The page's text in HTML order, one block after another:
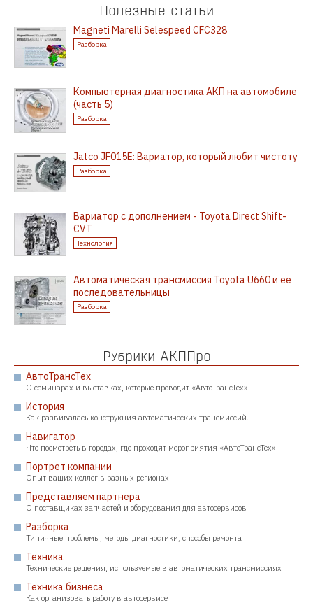
Полезные статьи
Magneti Marelli Selespeed CFC328
Разборка
Компьютерная диагностика АКП на автомобиле
(часть 5)
Разборка
Jatco JF015E: Вариатор, который любит чистоту
Разборка
Вариатор с дополнением - Toyota Direct Shift-
CVT
Технология
Автоматическая трансмиссия Toyota U660 и ее
последовательницы
Разборка
Рубрики АКППро
АвтоТрансТех
О семинарах и выставках, которые проводит «АвтоТрансТех»
История
Как развивалась конструкция автоматических трансмиссий.
Навигатор
Что посмотреть в городах, где проходят мероприятия «АвтоТрансТех»
Портрет компании
Опыт ваших коллег в разных регионах
Представляем партнера
О поставщиках запчастей и оборудования для автосервисов
Разборка
Типичные проблемы, методы диагностики, способы ремонта
Техника
Технические решения, используемые в автоматических трансмиссиях
Техника бизнеса
Как организовать работу в автосервисе